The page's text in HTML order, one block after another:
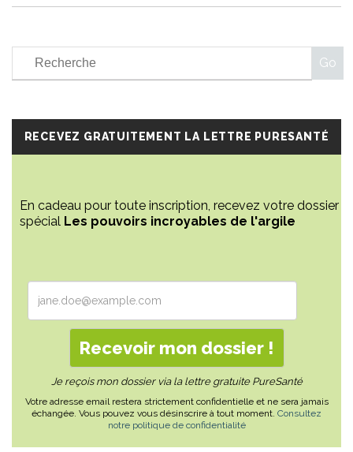
RECEVEZ GRATUITEMENT LA LETTRE PURESANTÉ
En cadeau pour toute inscription, recevez votre dossier
spécial Les pouvoirs incroyables de l'argile
Je reçois mon dossier via la lettre gratuite PureSanté
Votre adresse email restera strictement confidentielle et ne sera jamais
échangée. Vous pouvez vous désinscrire à tout moment. Consultez
notre politique de confidentialité